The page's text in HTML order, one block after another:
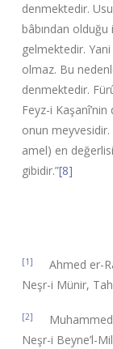
denmektedir.
bâbından
gelmektedir.
olmaz. Bu
denmektedir.
Feyz-i
onun
amel) en
gibidir.”[8]
[1]
Ahmed er-
Neşr-i Münir,
[2]
Muhammed
Neşr-i Beyne’l-